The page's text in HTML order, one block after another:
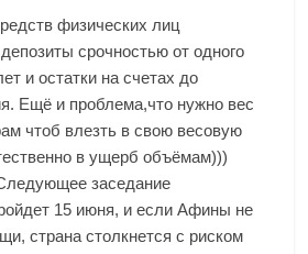
физических лиц
срочностью от одного
и остатки на счетах до
Ещё и проблема,что нужно вес
чтоб влезть в свою весовую
в ущерб объёмам)))
заседание
15 июня, и если Афины не
страна столкнется с риском